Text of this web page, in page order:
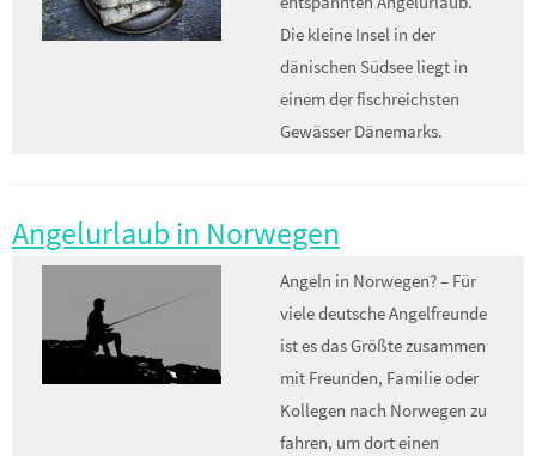
Die kleine Insel in der
dänischen Südsee liegt in
einem der fischreichsten
Gewässer Dänemarks.
Angelurlaub in Norwegen
Angeln in Norwegen? – Für
viele deutsche Angelfreunde
ist es das Größte zusammen
mit Freunden, Familie oder
Kollegen nach Norwegen zu
fahren, um dort einen